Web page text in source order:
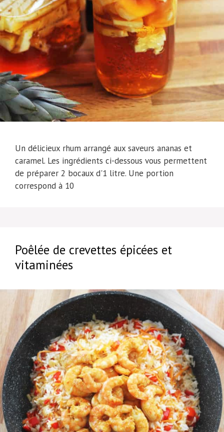
Un délicieux rhum arrangé aux saveurs ananas et
caramel. Les ingrédients ci-dessous vous permettent
de préparer 2 bocaux d'1 litre. Une portion
correspond à 10
Poêlée de crevettes épicées et
vitaminées